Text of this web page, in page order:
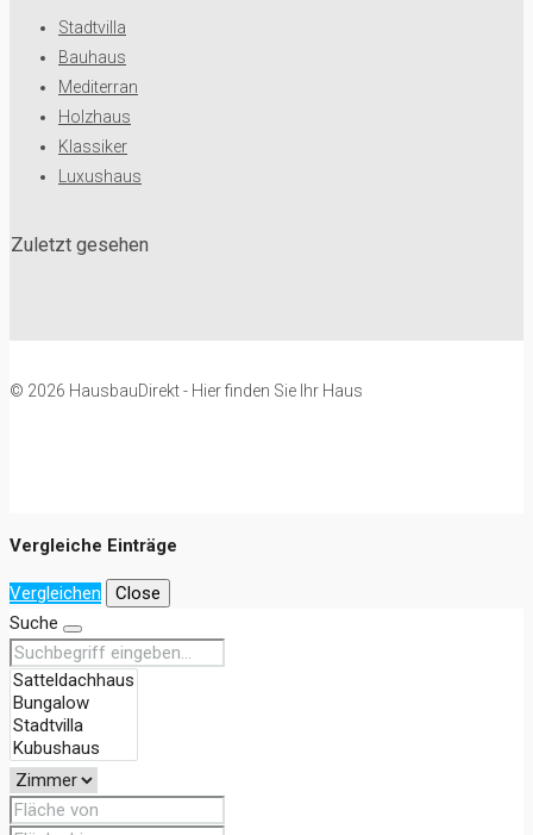
Stadtvilla
Bauhaus
Mediterran
Holzhaus
Klassiker
Luxushaus
Zuletzt gesehen
© 2026 HausbauDirekt - Hier finden Sie Ihr Haus
Vergleiche Einträge
Vergleichen
Close
Suche